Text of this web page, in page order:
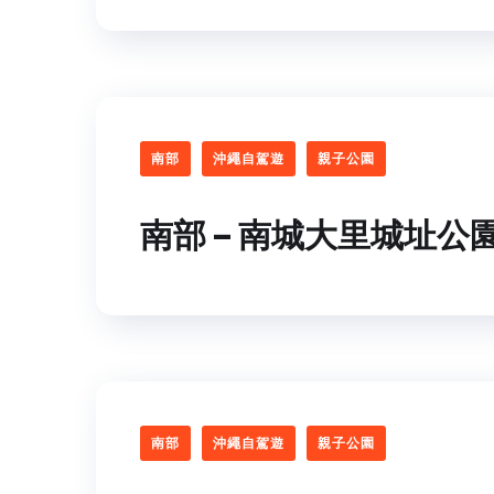
南部 沖繩自駕遊 親子公園
南部 – 南城大里城址公
南部 沖繩自駕遊 親子公園